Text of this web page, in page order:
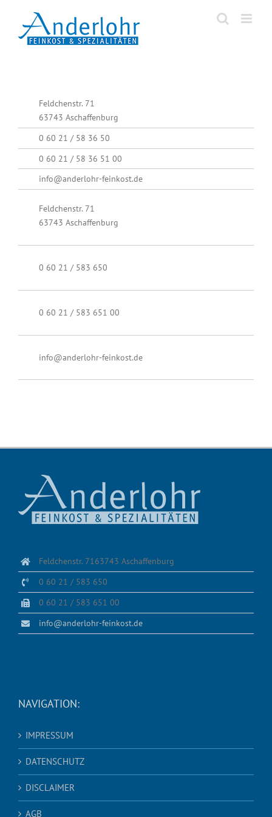
springen
Feldchenstr. 71
63743 Aschaffenburg
0 60 21 / 58 36 50
0 60 21 / 58 36 51 00
info@anderlohr-feinkost.de
Feldchenstr. 71
63743 Aschaffenburg
0 60 21 / 583 650
0 60 21 / 583 651 00
info@anderlohr-feinkost.de
Feldchenstr. 7163743 Aschaffenburg
0 60 21 / 583 650
0 60 21 / 583 651 00
info@anderlohr-feinkost.de
NAVIGATION:
IMPRESSUM
DATENSCHUTZ
DISCLAIMER
AGB